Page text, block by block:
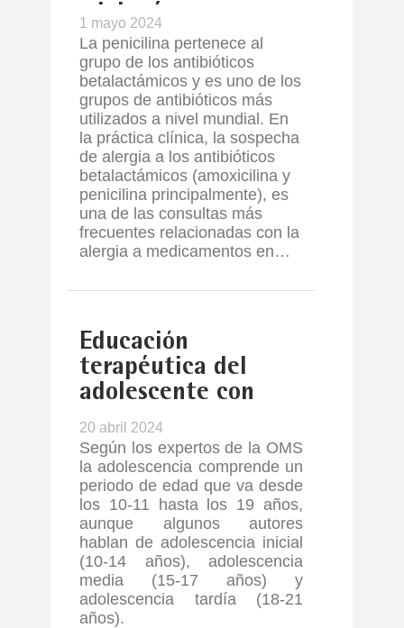
¿deberían
realizarme un
estudio
alergológico?
1 mayo 2024
La penicilina pertenece al
grupo de los antibióticos
betalactámicos y es uno de los
grupos de antibióticos más
utilizados a nivel mundial. En
la práctica clínica, la sospecha
de alergia a los antibióticos
betalactámicos (amoxicilina y
penicilina principalmente), es
una de las consultas más
frecuentes relacionadas con la
alergia a medicamentos en…
Educación
terapéutica del
adolescente con
asma
20 abril 2024
Según los expertos de la OMS
la adolescencia comprende un
periodo de edad que va desde
los 10-11 hasta los 19 años,
aunque algunos autores
hablan de adolescencia inicial
(10-14 años), adolescencia
media (15-17 años) y
adolescencia tardía (18-21
años).